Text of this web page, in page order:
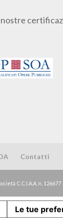
nostre
Contatti
C.C.I.A.A. n. 126677
Le tue